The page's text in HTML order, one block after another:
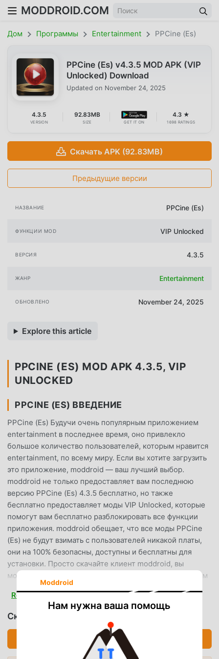
MODDROID.COM
Дом Программы Entertainment PPCine (Es)
PPCine (Es) v4.3.5 MOD APK (VIP
Unlocked) Download
Updated on November 24, 2025
4.3.5
VERSION
92.83MB
SIZE GET IT ON
4.3 ★
1698 RATINGS
Скачать APK (92.83MB)
Предыдущие версии
НАЗВАНИЕ PPCine (Es)
ФУНКЦИИ MOD VIP Unlocked
ВЕРСИЯ 4.3.5
ЖАНР Entertainment
ОБНОВЛЕНО November 24, 2025
Explore this article
PPCINE (ES) MOD APK 4.3.5, VIP
UNLOCKED
PPCINE (ES) ВВЕДЕНИЕ
PPCine (Es) Будучи очень популярным приложением
entertainment в последнее время, оно привлекло
большое количество пользователей, которым нравится
entertainment, по всему миру. Если вы хотите загрузить
это приложение, moddroid — ваш лучший выбор.
moddroid не только предоставляет вам последнюю
версию PPCine (Es) 4.3.5 бесплатно, но также
бесплатно предоставляет моды VIP Unlocked, которые
помогут вам бесплатно разблокировать все функции
приложения. moddroid обещает, что все моды PPCine
(Es) не будут взимать с пользователей никакой платы,
они на 100% безопасны, доступны и бесплатны для
установки. Просто скачайте клиент moddroid, вы
можете загрузить и установить PPCine (Es) 4.3.5 одним
щелчком мыши. Чего же вы ждете, скачайте moddroid
прямо сейчас!
УДОБНЫЕ ФУНКЦИИ
PPCine (Es) Как популярное приложение entertainment,
его мощные функции привлекли большое количество
Read more
Скачать PPCine (Es) (MOD, VIP Unlocked)
Скачать APK (92.83MB)
Moddroid
Нам нужна ваша помощь